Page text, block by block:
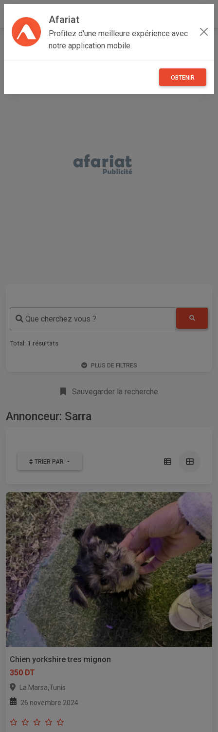
Afariat
Profitez d'une meilleure expérience avec
notre application mobile.
OBTENIR
Accueil Annonceur Sarra
Que cherchez vous ?
Total: 1 résultats
PLUS DE FILTRES
Sauvegarder la recherche
Annonceur: Sarra
TRIER PAR
Chien yorkshire tres mignon
350 DT
La Marsa,Tunis
26 novembre 2024